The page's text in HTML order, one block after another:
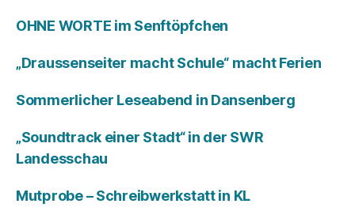
OHNE WORTE im Senftöpfchen
„Draussenseiter macht Schule“ macht Ferien
Sommerlicher Leseabend in Dansenberg
„Soundtrack einer Stadt“ in der SWR
Landesschau
Mutprobe – Schreibwerkstatt in KL